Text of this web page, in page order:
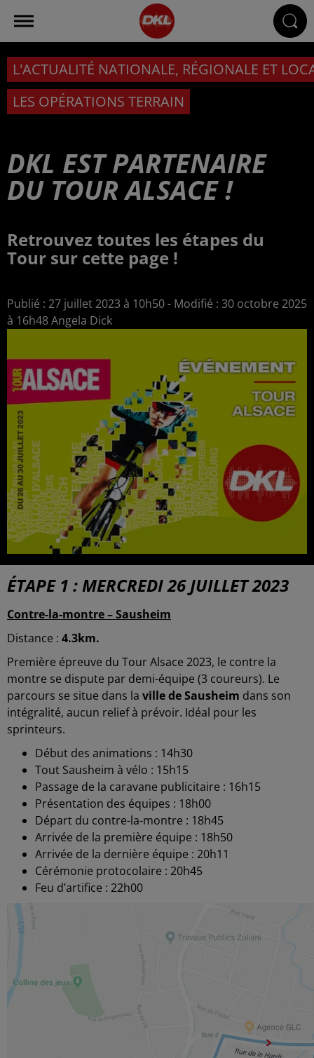
L'ACTUALITÉ NATIONALE, RÉGIONALE ET
LES OPÉRATIONS TERRAIN
DKL EST PARTENAIRE
DU TOUR ALSACE !
Retrouvez toutes les étapes du
Tour sur cette page !
Publié : 27 juillet 2023 à 10h50 - Modifié : 30 octobre 2025
à 16h48 Angela Dick
ÉTAPE 1 : MERCREDI 26 JUILLET 2023
Contre-la-montre – Sausheim
Distance : 4.3km.
Première épreuve du Tour Alsace 2023, le contre la
montre se dispute par demi-équipe (3 coureurs). Le
parcours se situe dans la ville de Sausheim dans son
intégralité, aucun relief à prévoir. Idéal pour les
sprinteurs.
Début des animations : 14h30
Tout Sausheim à vélo : 15h15
Passage de la caravane publicitaire : 16h15
Présentation des équipes : 18h00
Départ du contre-la-montre : 18h45
Arrivée de la première équipe : 18h50
Arrivée de la dernière équipe : 20h11
Cérémonie protocolaire : 20h45
Feu d’artifice : 22h00